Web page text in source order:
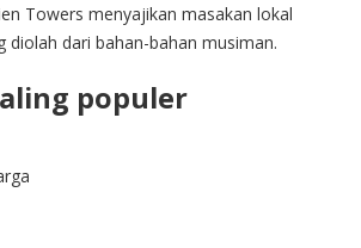
Towers menyajikan masakan lokal
diolah dari bahan-bahan musiman.
populer